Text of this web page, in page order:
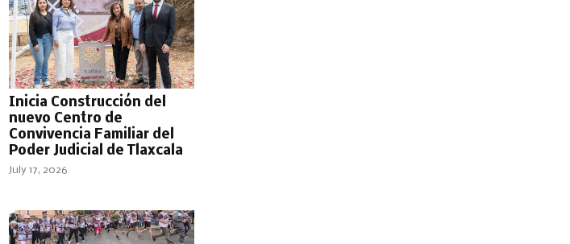
Inicia Construcción del
nuevo Centro de
Convivencia Familiar del
Poder Judicial de Tlaxcala
July 17, 2026